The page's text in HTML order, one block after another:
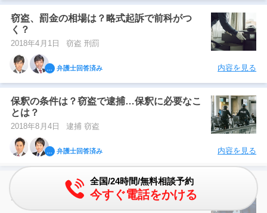
窃盗、罰金の相場は？略式起訴で前科がつ
く？
2018年4月1日 窃盗 刑罰
弁護士回答済み 内容を見る
保釈の条件は？窃盗で逮捕…保釈に必要なこ
とは？
2018年8月4日 逮捕 窃盗
弁護士回答済み 内容を見る
窃盗の逮捕の流れを図解、逮捕後の流れは？
2018年5月12日 逮捕 窃盗
全国/24時間/無料相談予約
今すぐ電話をかける